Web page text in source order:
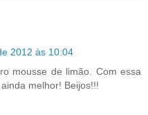
2012 às 10:04
mousse de limão. Com essa
melhor! Beijos!!!